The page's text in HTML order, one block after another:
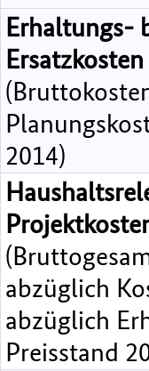
Erhaltungs-
Ersatzkosten
2014)
abzüglich
abzüglich
Preisstand